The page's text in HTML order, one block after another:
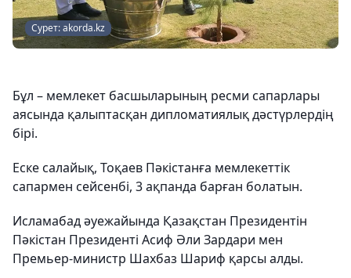
Сурет: akorda.kz
Бұл – мемлекет басшыларының ресми сапарлары
аясында қалыптасқан дипломатиялық дәстүрлердің
бірі.
Еске салайық, Тоқаев Пәкістанға мемлекеттік
сапармен сейсенбі, 3 ақпанда барған болатын.
Исламабад әуежайында Қазақстан Президентін
Пәкістан Президенті Асиф Әли Зардари мен
Премьер-министр Шахбаз Шариф қарсы алды.